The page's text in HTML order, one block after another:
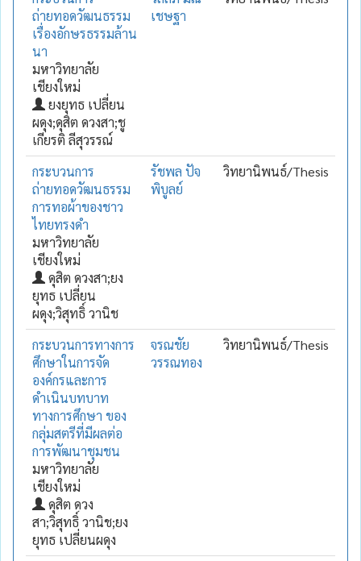
ถ่ายทอดวัฒนธรรม
เรื่องอักษรธรรมล้าน
นา
มหาวิทยาลัย
เชียงใหม่
ยงยุทธ เปลี่ยน
ผดุง;ดุสิต ดวงสา;ชู
เกียรติ ลีสุวรรณ์
เชษฐา
กระบวนการ
ถ่ายทอดวัฒนธรรม
การทอผ้าของชาว
ไทยทรงดำ
มหาวิทยาลัย
เชียงใหม่
ดุสิต ดวงสา;ยง
ยุทธ เปลี่ยน
ผดุง;วิสุทธิ์ วานิช
รัชพล ปัจ
พิบูลย์
วิทยานิพนธ์/Thesis
กระบวนการทางการ
ศึกษาในการจัด
องค์กรและการ
ดำเนินบทบาท
ทางการศึกษา ของ
กลุ่มสตรีที่มีผลต่อ
การพัฒนาชุมชน
มหาวิทยาลัย
เชียงใหม่
ดุสิต ดวง
สา;วิสุทธิ์ วานิช;ยง
ยุทธ เปลี่ยนผดุง
จรณชัย
วรรณทอง
วิทยานิพนธ์/Thesis